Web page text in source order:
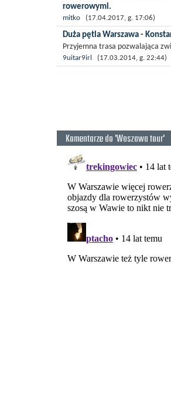
rowerowymi.
Pętla po Warszawie ścieżkami
Start Park Szczęśliwicki, most
most Świętokrzyski, zakończenie
Parku...
mitko (17.04.2017, g. 17:06)
Duża pętla Warszawa -
Przyjemna trasa pozwalająca
Warszawy, wiodąca aż za
9uitar9irl (17.03.2014, g. 22:44)
Komentarze do 'Waszawa tour'